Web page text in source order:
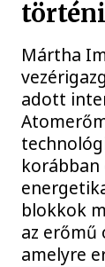
Mártha
adott
korábban
blokkok
az erőmű
amelyre